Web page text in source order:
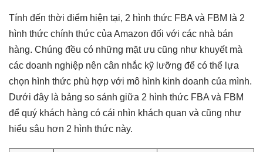
Tính đến thời điểm hiện tại, 2 hình thức FBA và FBM là 2
hình thức chính thức của Amazon đối với các nhà bán
hàng. Chúng đều có những mặt ưu cũng như khuyết mà
các doanh nghiệp nên cân nhắc kỹ lưỡng để có thể lựa
chọn hình thức phù hợp với mô hình kinh doanh của mình.
Dưới đây là bảng so sánh giữa 2 hình thức FBA và FBM
để quý khách hàng có cái nhìn khách quan và cũng như
hiểu sâu hơn 2 hình thức này.